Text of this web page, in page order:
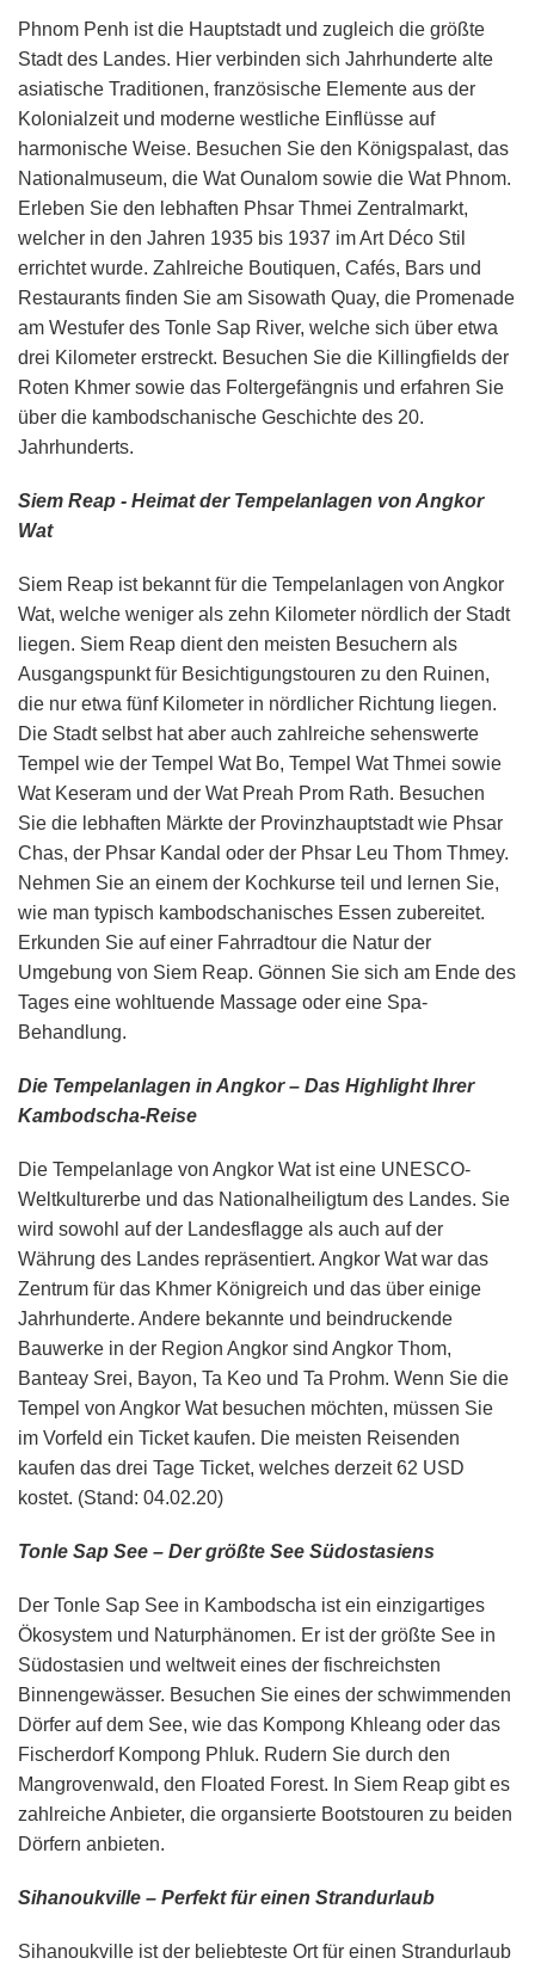
Phnom Penh ist die Hauptstadt und zugleich die größte
Stadt des Landes. Hier verbinden sich Jahrhunderte alte
asiatische Traditionen, französische Elemente aus der
Kolonialzeit und moderne westliche Einflüsse auf
harmonische Weise. Besuchen Sie den Königspalast, das
Nationalmuseum, die Wat Ounalom sowie die Wat Phnom.
Erleben Sie den lebhaften Phsar Thmei Zentralmarkt,
welcher in den Jahren 1935 bis 1937 im Art Déco Stil
errichtet wurde. Zahlreiche Boutiquen, Cafés, Bars und
Restaurants finden Sie am Sisowath Quay, die Promenade
am Westufer des Tonle Sap River, welche sich über etwa
drei Kilometer erstreckt. Besuchen Sie die Killingfields der
Roten Khmer sowie das Foltergefängnis und erfahren Sie
über die kambodschanische Geschichte des 20.
Jahrhunderts.
Siem Reap - Heimat der Tempelanlagen von Angkor
Wat
Siem Reap ist bekannt für die Tempelanlagen von Angkor
Wat, welche weniger als zehn Kilometer nördlich der Stadt
liegen. Siem Reap dient den meisten Besuchern als
Ausgangspunkt für Besichtigungstouren zu den Ruinen,
die nur etwa fünf Kilometer in nördlicher Richtung liegen.
Die Stadt selbst hat aber auch zahlreiche sehenswerte
Tempel wie der Tempel Wat Bo, Tempel Wat Thmei sowie
Wat Keseram und der Wat Preah Prom Rath. Besuchen
Sie die lebhaften Märkte der Provinzhauptstadt wie Phsar
Chas, der Phsar Kandal oder der Phsar Leu Thom Thmey.
Nehmen Sie an einem der Kochkurse teil und lernen Sie,
wie man typisch kambodschanisches Essen zubereitet.
Erkunden Sie auf einer Fahrradtour die Natur der
Umgebung von Siem Reap. Gönnen Sie sich am Ende des
Tages eine wohltuende Massage oder eine Spa-
Behandlung.
Die Tempelanlagen in Angkor – Das Highlight Ihrer
Kambodscha-Reise
Die Tempelanlage von Angkor Wat ist eine UNESCO-
Weltkulturerbe und das Nationalheiligtum des Landes. Sie
wird sowohl auf der Landesflagge als auch auf der
Währung des Landes repräsentiert. Angkor Wat war das
Zentrum für das Khmer Königreich und das über einige
Jahrhunderte. Andere bekannte und beindruckende
Bauwerke in der Region Angkor sind Angkor Thom,
Banteay Srei, Bayon, Ta Keo und Ta Prohm. Wenn Sie die
Tempel von Angkor Wat besuchen möchten, müssen Sie
im Vorfeld ein Ticket kaufen. Die meisten Reisenden
kaufen das drei Tage Ticket, welches derzeit 62 USD
kostet. (Stand: 04.02.20)
Tonle Sap See – Der größte See Südostasiens
Der Tonle Sap See in Kambodscha ist ein einzigartiges
Ökosystem und Naturphänomen. Er ist der größte See in
Südostasien und weltweit eines der fischreichsten
Binnengewässer. Besuchen Sie eines der schwimmenden
Dörfer auf dem See, wie das Kompong Khleang oder das
Fischerdorf Kompong Phluk. Rudern Sie durch den
Mangrovenwald, den Floated Forest. In Siem Reap gibt es
zahlreiche Anbieter, die organsierte Bootstouren zu beiden
Dörfern anbieten.
Sihanoukville – Perfekt für einen Strandurlaub
Sihanoukville ist der beliebteste Ort für einen Strandurlaub